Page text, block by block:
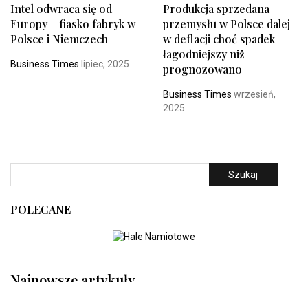
Intel odwraca się od
Europy – fiasko fabryk w
Polsce i Niemczech
Business Times lipiec, 2025
Produkcja sprzedana
przemysłu w Polsce dalej
w deflacji choć spadek
łagodniejszy niż
prognozowano
Business Times wrzesień,
2025
Szukaj
POLECANE